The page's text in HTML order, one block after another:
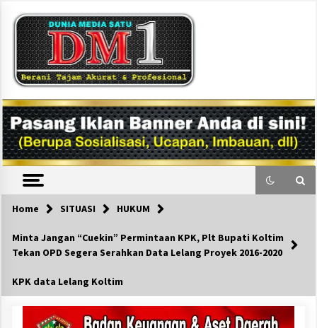
content
DM1
Home SITUASI HUKUM
Minta Jangan “Cuekin” Permintaan KPK, Plt Bupati Koltim
Tekan OPD Segera Serahkan Data Lelang Proyek 2016-2020
KPK data Lelang Koltim